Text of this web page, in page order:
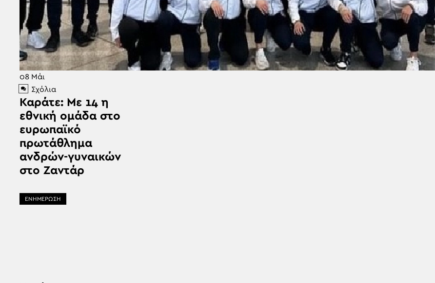
08 Μάι
Σχόλια
Καράτε: Με 14 η
εθνική ομάδα στο
ευρωπαϊκό
πρωτάθλημα
ανδρών-γυναικών
στο Ζαντάρ
ΕΝΗΜΕΡΩΣΗ